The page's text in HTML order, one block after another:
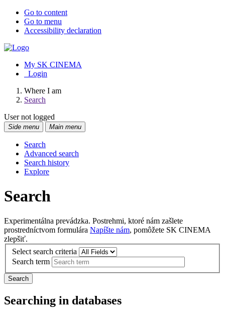
Go to content
Go to menu
Accessibility declaration
My SK CINEMA
Login
Where I am
Search
User not logged
Side menu Main menu
Search
Advanced search
Search history
Explore
Search
Experimentálna prevádzka. Postrehmi, ktoré nám zašlete
prostredníctvom formulára Napíšte nám, pomôžete SK CINEMA
zlepšiť.
Select search criteria
Search term
Search
Searching in databases